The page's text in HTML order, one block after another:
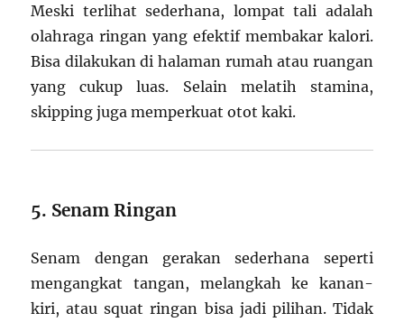
Meski terlihat sederhana, lompat tali adalah
olahraga ringan yang efektif membakar kalori.
Bisa dilakukan di halaman rumah atau ruangan
yang cukup luas. Selain melatih stamina,
skipping juga memperkuat otot kaki.
5. Senam Ringan
Senam dengan gerakan sederhana seperti
mengangkat tangan, melangkah ke kanan-
kiri, atau squat ringan bisa jadi pilihan. Tidak